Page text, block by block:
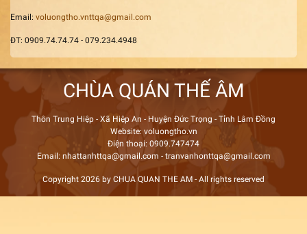
Email: voluongtho.vnttqa@gmail.com
ĐT: 0909.74.74.74 - 079.234.4948
CHÙA QUÁN THẾ ÂM
Thôn Trung Hiệp - Xã Hiệp An - Huyện Đức Trọng - Tỉnh Lâm Đồng
Website: voluongtho.vn
Điện thoại: 0909.747474
Email: nhattanhttqa@gmail.com - tranvanhonttqa@gmail.com
Copyright 2026 by CHUA QUAN THE AM - All rights reserved